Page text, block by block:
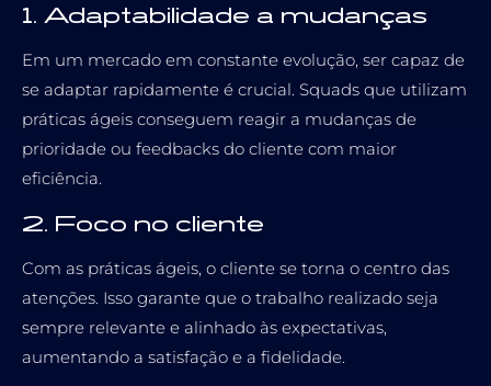
1. Adaptabilidade a mudanças
Em um mercado em constante evolução, ser capaz de
se adaptar rapidamente é crucial. Squads que utilizam
práticas ágeis conseguem reagir a mudanças de
prioridade ou feedbacks do cliente com maior
eficiência.
2. Foco no cliente
Com as práticas ágeis, o cliente se torna o centro das
atenções. Isso garante que o trabalho realizado seja
sempre relevante e alinhado às expectativas,
aumentando a satisfação e a fidelidade.